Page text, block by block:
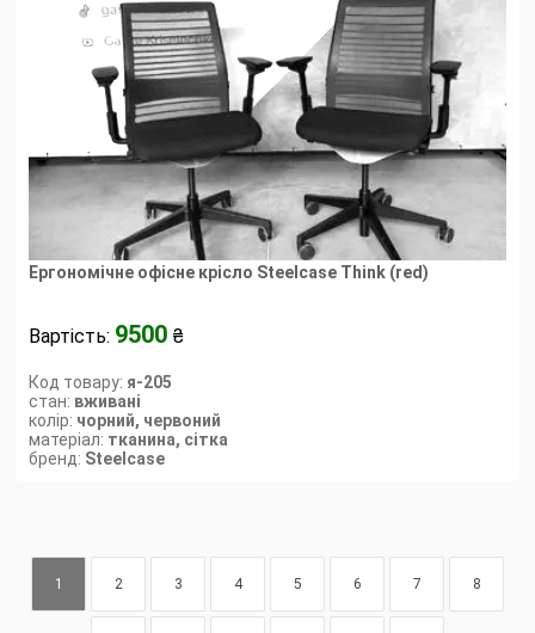
Ергономічне офісне крісло Steelсase Think (red)
Вартість: 9500 ₴
Код товару: я-205
стан: вживані
колір: чорний, червоний
матеріал: тканина, сітка
бренд: Steelcase
1 2 3 4 5 6 7 8